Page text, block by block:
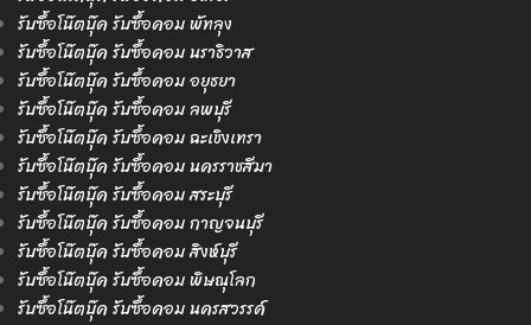
รับซื้อโน๊ตบุ๊ค รับซื้อคอม พัทลุง
รับซื้อโน๊ตบุ๊ค รับซื้อคอม นราธิวาส
รับซื้อโน๊ตบุ๊ค รับซื้อคอม อยุธยา
รับซื้อโน๊ตบุ๊ค รับซื้อคอม ลพบุรี
รับซื้อโน๊ตบุ๊ค รับซื้อคอม ฉะเชิงเทรา
รับซื้อโน๊ตบุ๊ค รับซื้อคอม นครราชสีมา
รับซื้อโน๊ตบุ๊ค รับซื้อคอม สระบุรี
รับซื้อโน๊ตบุ๊ค รับซื้อคอม กาญจนบุรี
รับซื้อโน๊ตบุ๊ค รับซื้อคอม สิงห์บุรี
รับซื้อโน๊ตบุ๊ค รับซื้อคอม พิษณุโลก
รับซื้อโน๊ตบุ๊ค รับซื้อคอม นครสวรรค์